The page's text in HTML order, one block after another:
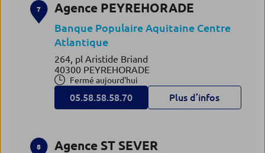
7 Agence PEYREHORADE
Banque Populaire Aquitaine Centre
Atlantique
264, pl Aristide Briand
40300 PEYREHORADE
Fermé aujourd'hui
05.58.58.58.70 Plus d’infos
8 Agence ST SEVER